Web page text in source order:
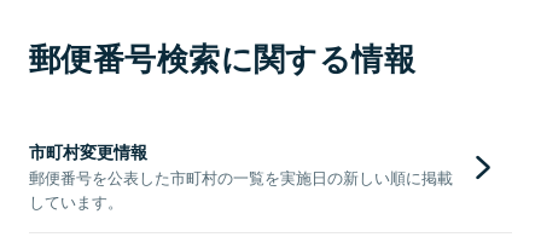
郵便番号検索に関する情報
市町村変更情報
郵便番号を公表した市町村の一覧を実施日の新しい順に掲載
しています。